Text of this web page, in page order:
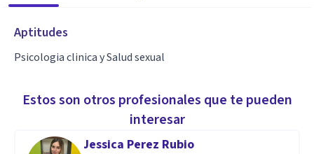
Aptitudes
Psicologia clinica y Salud sexual
Estos son otros profesionales que te pueden
interesar
Jessica Perez Rubio